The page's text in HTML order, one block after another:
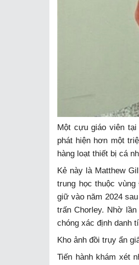
Một cựu giáo viên
phát hiện hơn một
hàng loạt thiết bị cá
Kẻ này là Matthew
trung học thuộc
giữ vào năm 2024
trấn Chorley. Nhờ
chóng xác định danh
Kho ảnh đồi trụy ẩn
Tiến hành khám xét